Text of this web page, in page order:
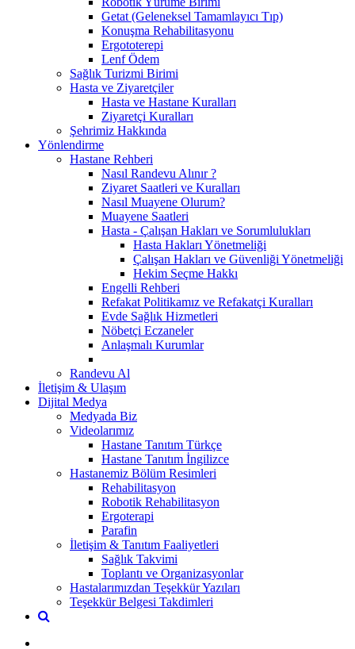
Getat (Geleneksel Tamamlayıcı Tıp)
Konuşma Rehabilitasyonu
Ergototerepi
Lenf Ödem
Sağlık Turizmi Birimi
Hasta ve Ziyaretçiler
Hasta ve Hastane Kuralları
Ziyaretçi Kuralları
Şehrimiz Hakkında
Yönlendirme
Hastane Rehberi
Nasıl Randevu Alınır ?
Ziyaret Saatleri ve Kuralları
Nasıl Muayene Olurum?
Muayene Saatleri
Hasta - Çalışan Hakları ve Sorumlulukları
Hasta Hakları Yönetmeliği
Çalışan Hakları ve Güvenliği Yönetmeliği
Hekim Seçme Hakkı
Engelli Rehberi
Refakat Politikamız ve Refakatçi Kuralları
Evde Sağlık Hizmetleri
Nöbetçi Eczaneler
Anlaşmalı Kurumlar
Randevu Al
İletişim & Ulaşım
Dijital Medya
Medyada Biz
Videolarımız
Hastane Tanıtım Türkçe
Hastane Tanıtım İngilizce
Hastanemiz Bölüm Resimleri
Rehabilitasyon
Robotik Rehabilitasyon
Ergoterapi
Parafin
İletişim & Tanıtım Faaliyetleri
Sağlık Takvimi
Toplantı ve Organizasyonlar
Hastalarımızdan Teşekkür Yazıları
Teşekkür Belgesi Takdimleri